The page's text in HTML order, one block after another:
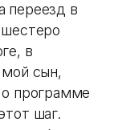
переезд в
в
мой сын,
о программе
шаг.